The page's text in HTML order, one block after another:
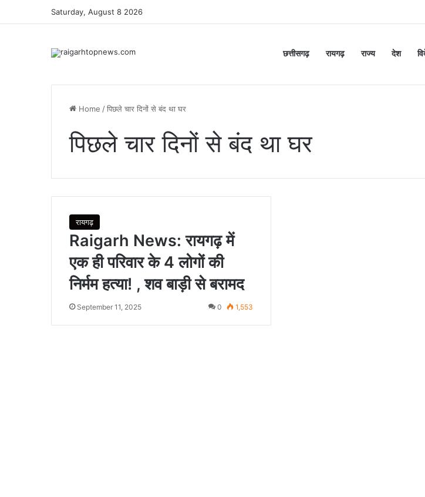
Saturday, August 8 2026
छत्तीसगढ़ रायगढ़ राज्य देश
Home /पिछले चार दिनों से बंद था घर
पिछले चार दिनों से बंद था घर
रायगढ़
Raigarh News: रायगढ़ में
एक ही परिवार के 4 लोगों की
निर्मम हत्या! , शव बाड़ी से बरामद
September 11, 2025 0 1,553